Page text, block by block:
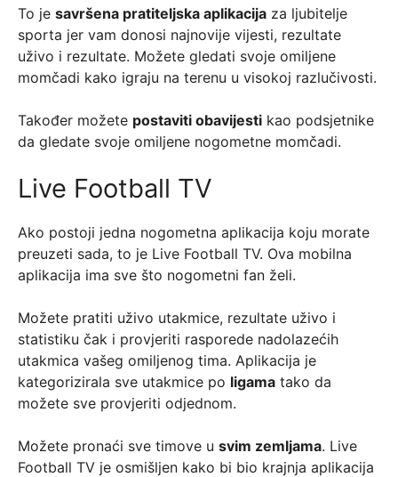
To je savršena pratiteljska aplikacija za ljubitelje
sporta jer vam donosi najnovije vijesti, rezultate
uživo i rezultate. Možete gledati svoje omiljene
momčadi kako igraju na terenu u visokoj razlučivosti.
Također možete postaviti obavijesti kao podsjetnike
da gledate svoje omiljene nogometne momčadi.
Live Football TV
Ako postoji jedna nogometna aplikacija koju morate
preuzeti sada, to je Live Football TV. Ova mobilna
aplikacija ima sve što nogometni fan želi.
Možete pratiti uživo utakmice, rezultate uživo i
statistiku čak i provjeriti rasporede nadolazećih
utakmica vašeg omiljenog tima. Aplikacija je
kategorizirala sve utakmice po ligama tako da
možete sve provjeriti odjednom.
Možete pronaći sve timove u svim zemljama. Live
Football TV je osmišljen kako bi bio krajnja aplikacija